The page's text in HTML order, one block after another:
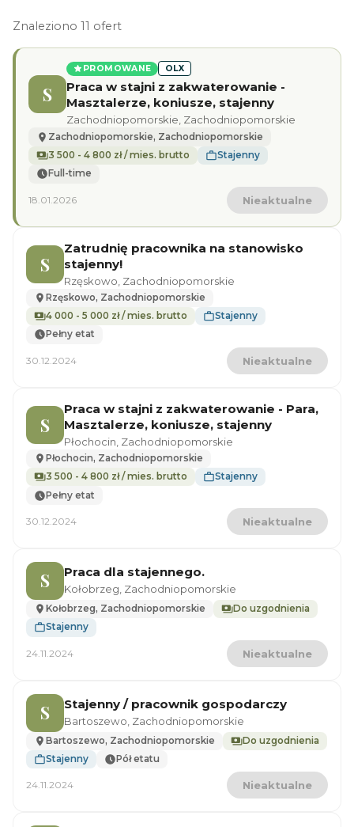
Znaleziono 11 ofert
S
PROMOWANE OLX
Praca w stajni z zakwaterowanie -
Masztalerze, koniusze, stajenny
Zachodniopomorskie, Zachodniopomorskie
Zachodniopomorskie, Zachodniopomorskie
3 500 - 4 800 zł / mies. brutto
Stajenny
Full-time
18.01.2026 Nieaktualne
S
Zatrudnię pracownika na stanowisko
stajenny!
Rzęskowo, Zachodniopomorskie
Rzęskowo, Zachodniopomorskie
4 000 - 5 000 zł / mies. brutto
Stajenny
Pełny etat
30.12.2024 Nieaktualne
S
Praca w stajni z zakwaterowanie - Para,
Masztalerze, koniusze, stajenny
Płochocin, Zachodniopomorskie
Płochocin, Zachodniopomorskie
3 500 - 4 800 zł / mies. brutto
Stajenny
Pełny etat
30.12.2024 Nieaktualne
S Praca dla stajennego.
Kołobrzeg, Zachodniopomorskie
Kołobrzeg, Zachodniopomorskie
Do uzgodnienia
Stajenny
24.11.2024 Nieaktualne
S Stajenny / pracownik gospodarczy
Bartoszewo, Zachodniopomorskie
Bartoszewo, Zachodniopomorskie
Do uzgodnienia
Stajenny
Pół etatu
24.11.2024 Nieaktualne